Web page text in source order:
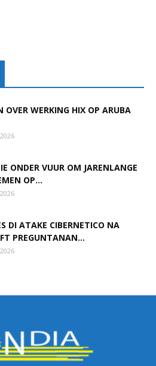
OVER WERKING HIX OP ARUBA
ONDER VUUR OM JARENLANGE
OP...
DI ATAKE CIBERNETICO NA
PREGUNTANAN...